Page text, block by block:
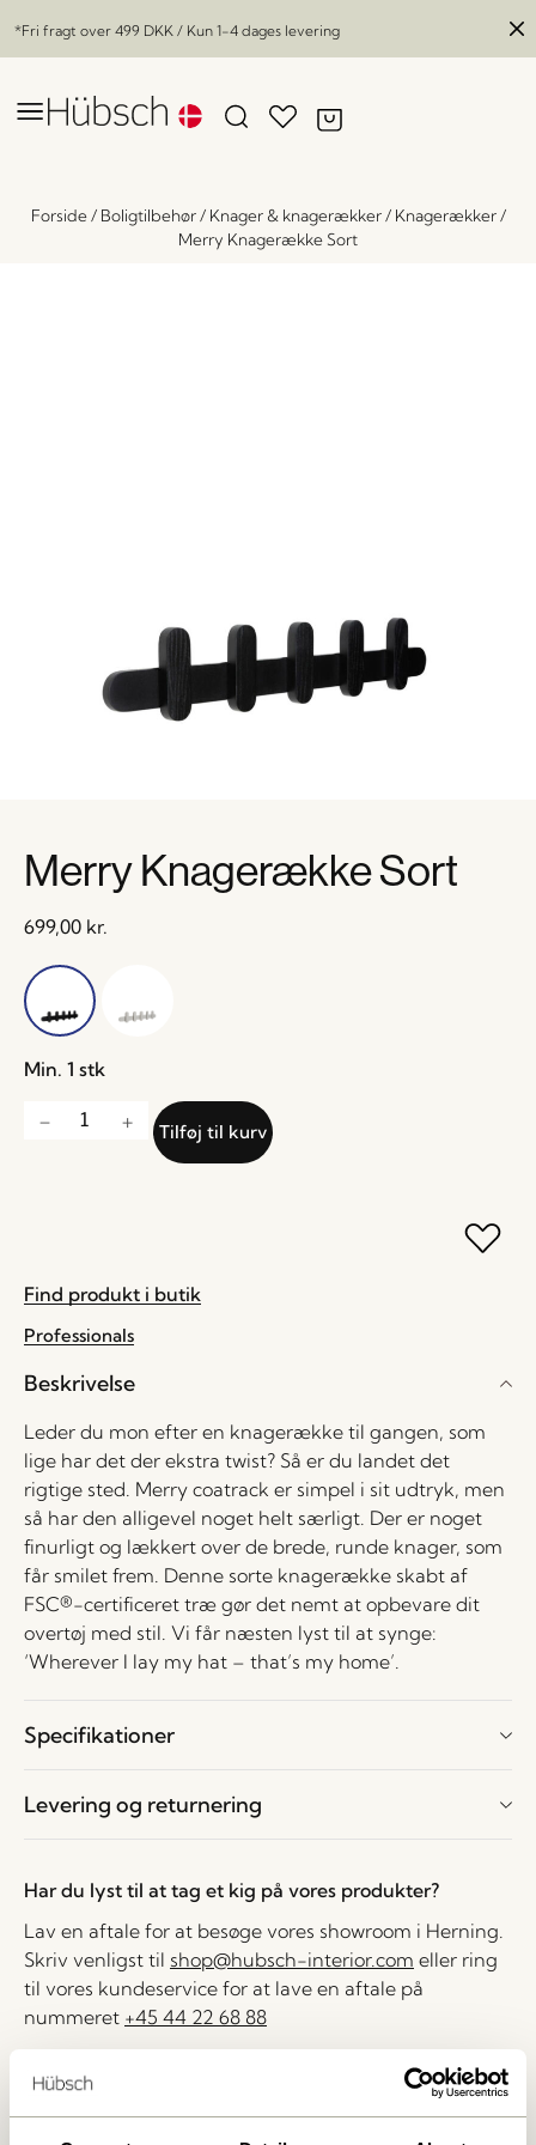
*Fri fragt over 499 DKK / Kun 1-4 dages levering
Forside/ Boligtilbehør/ Knager & knagerækker/ Knagerækker/
Merry Knagerække Sort
Merry Knagerække Sort
699,00 kr.
Min. 1 stk
Tilføj til kurv
Find produkt i butik
Professionals
Beskrivelse
Leder du mon efter en knagerække til gangen, som
lige har det der ekstra twist? Så er du landet det
rigtige sted. Merry coatrack er simpel i sit udtryk, men
så har den alligevel noget helt særligt. Der er noget
finurligt og lækkert over de brede, runde knager, som
får smilet frem. Denne sorte knagerække skabt af
FSC®-certificeret træ gør det nemt at opbevare dit
overtøj med stil. Vi får næsten lyst til at synge:
‘Wherever I lay my hat – that’s my home’.
Specifikationer
Levering og returnering
Har du lyst til at tag et kig på vores produkter?
Lav en aftale for at besøge vores showroom i Herning.
Skriv venligst til shop@hubsch-interior.com eller ring
til vores kundeservice for at lave en aftale på
nummeret +45 44 22 68 88
Levering indenfor 1-4 hverdage
30 dages returret